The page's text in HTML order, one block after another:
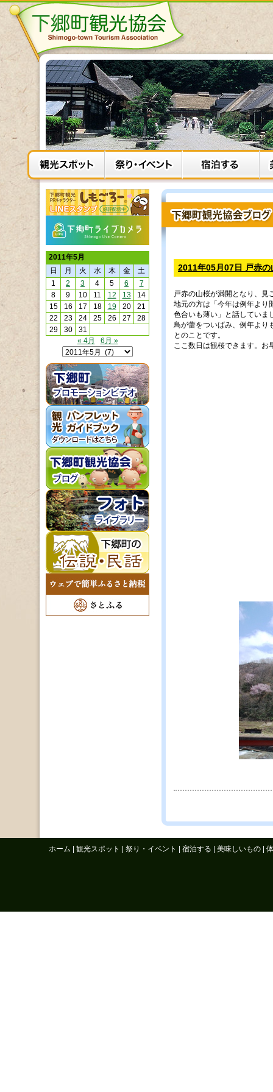
2011年05月07日 戸赤の
戸赤の山桜が満開となり、見
地元の方は「今年は例年より
色合いも薄い」と話していま
鳥が蕾をついばみ、例年より
とのことです。
ここ数日は観桜できます。お
2011年5月
日
月 火 水 木 金
土
1
2 3 4 5 6
7
8
9 10 11 12 13
14
15
16 17 18 19 20
21
22
23 24 25 26 27
28
29
30
31
« 4月
6月 »
ホーム 観光スポット 祭り・イベント 宿泊する 美味しいもの